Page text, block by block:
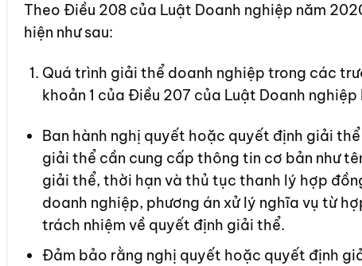
Theo Điều 208 của Luật Doanh nghiệp năm
hiện như sau:
Quá trình giải thể doanh nghiệp trong các
khoản 1 của Điều 207 của Luật Doanh
Ban hành nghị quyết hoặc quyết định giải
giải thể cần cung cấp thông tin cơ bản như
giải thể, thời hạn và thủ tục thanh lý hợp
doanh nghiệp, phương án xử lý nghĩa vụ từ
trách nhiệm về quyết định giải thể.
Đảm bảo rằng nghị quyết hoặc quyết định